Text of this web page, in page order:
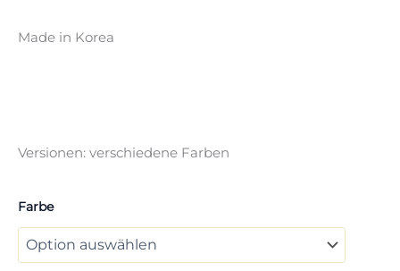
Made in Korea
Versionen: verschiedene Farben
Farbe